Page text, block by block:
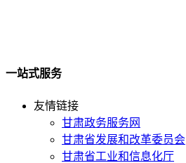
一站式服务
友情链接
甘肃政务服务网
甘肃省发展和改革委员会
甘肃省工业和信息化厅